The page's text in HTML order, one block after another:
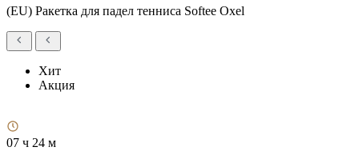
(EU) Ракетка для падел тенниса Softee Oxel
Хит
Акция
07 ч 24 м